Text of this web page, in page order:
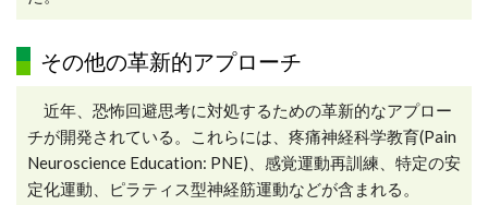
その他の革新的アプローチ
近年、恐怖回避思考に対処するための革新的なアプロー
チが開発されている。これらには、疼痛神経科学教育(Pain
Neuroscience Education: PNE)、感覚運動再訓練、特定の安
定化運動、ピラティス型神経筋運動などが含まれる。